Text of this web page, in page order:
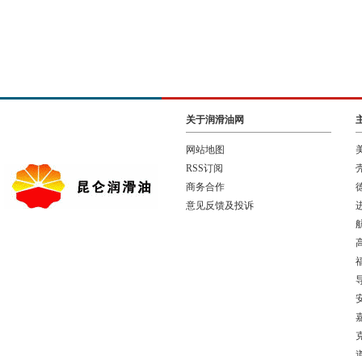
关于润滑油网
网站地图
RSS订阅
商务合作
意见反馈及投诉